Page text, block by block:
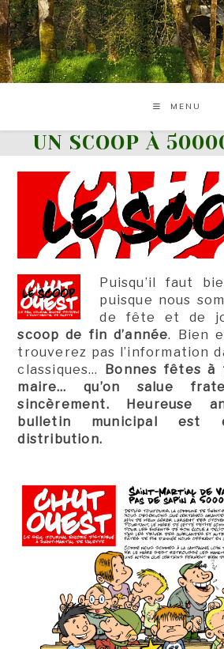
Skip
to
content
MENU
UN SCOOP À
Puisqu’il faut
puisque nous
de fête et de
scoop de fin d’année. Bien
trouverez pas l’information
classiques… Bonnes fêtes
maire… qu’on salue
sincèrement. Heureuse
bulletin municipal est
distribution.